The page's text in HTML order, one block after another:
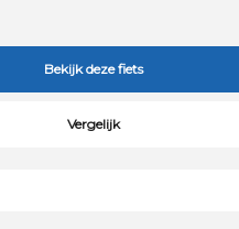
Bekijk deze fiets
Vergelijk